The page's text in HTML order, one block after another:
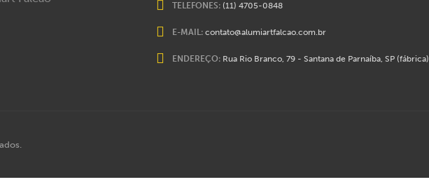
TELEFONES: (11) 4705-0848
E-MAIL: contato@alumiartfalcao.com.br
ENDEREÇO: Rua Rio Branco, 79 - Santana de Parnaíba, SP (fábrica)